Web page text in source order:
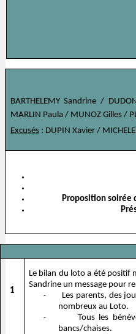
BARTHELEMY Sandrine /
MARLIN Paula / MUNOZ Gilles /
Excusés: DUPIN Xavier /
Proposition soirée
1
Le bilan du loto a été positif
Sandrine un message pour
-
Les parents, des
nombreux au Loto.
-
Tous les
bancs/chaises.